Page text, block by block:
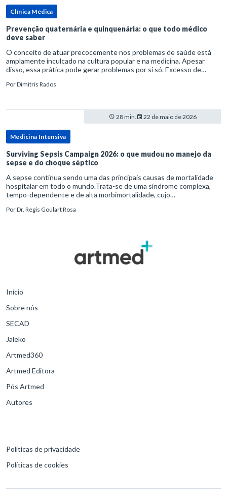
Clínica Médica
Prevenção quaternária e quinquenária: o que todo médico
deve saber
O conceito de atuar precocemente nos problemas de saúde está
amplamente inculcado na cultura popular e na medicina. Apesar
disso, essa prática pode gerar problemas por si só. Excesso de
PorDimitris Rados
28 min. 22 de maio de 2026
Medicina Intensiva
Surviving Sepsis Campaign 2026: o que mudou no manejo da
sepse e do choque séptico
A sepse continua sendo uma das principais causas de mortalidade
hospitalar em todo o mundo.Trata-se de uma síndrome complexa,
tempo-dependente e de alta morbimortalidade, cujo
para o desfe
PorDr. Regis Goulart Rosa
Início
Sobre nós
SECAD
Jaleko
Artmed360
Artmed Editora
Pós Artmed
Autores
Políticas de privacidade
Políticas de cookies